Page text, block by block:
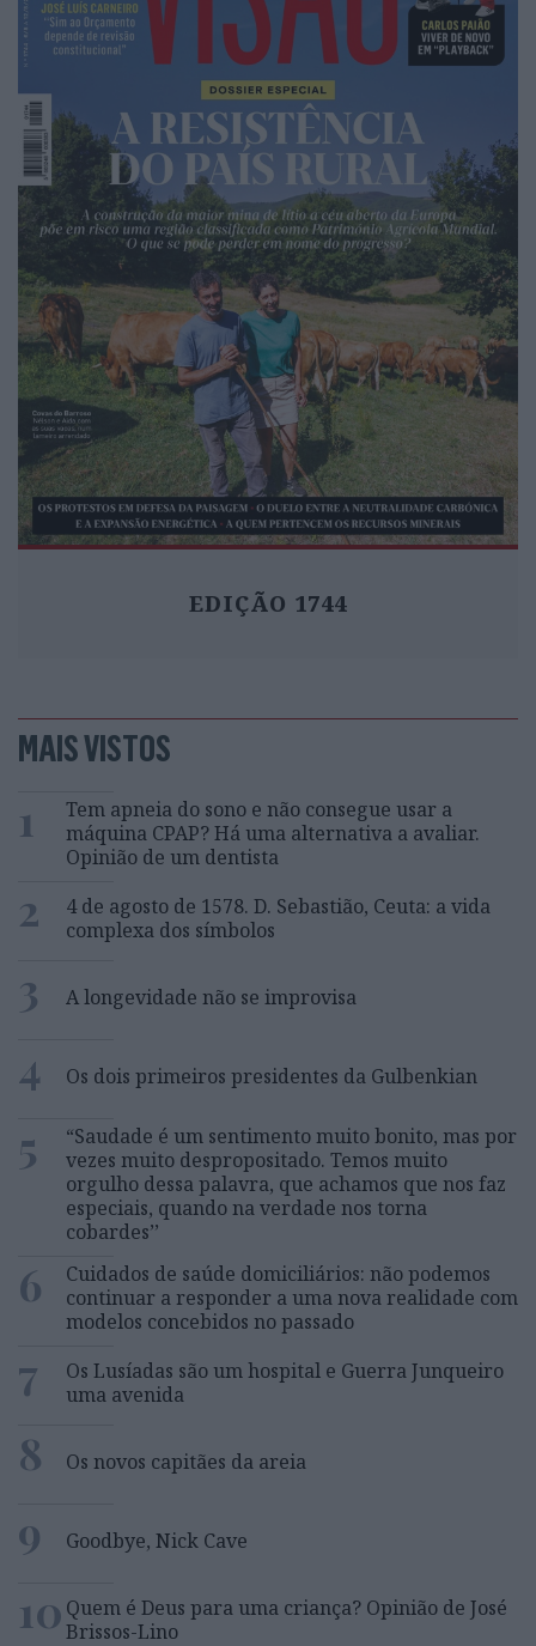
EDIÇÃO 1744
MAIS VISTOS
1
Tem apneia do sono e não consegue usar a
máquina CPAP? Há uma alternativa a avaliar.
Opinião de um dentista
2
4 de agosto de 1578. D. Sebastião, Ceuta: a vida
complexa dos símbolos
3 A longevidade não se improvisa
4 Os dois primeiros presidentes da Gulbenkian
5
“Saudade é um sentimento muito bonito, mas por
vezes muito despropositado. Temos muito
orgulho dessa palavra, que achamos que nos faz
especiais, quando na verdade nos torna
cobardes’’
6
Cuidados de saúde domiciliários: não podemos
continuar a responder a uma nova realidade com
modelos concebidos no passado
7
Os Lusíadas são um hospital e Guerra Junqueiro
uma avenida
8 Os novos capitães da areia
9 Goodbye, Nick Cave
10 Quem é Deus para uma criança? Opinião de José
Brissos-Lino